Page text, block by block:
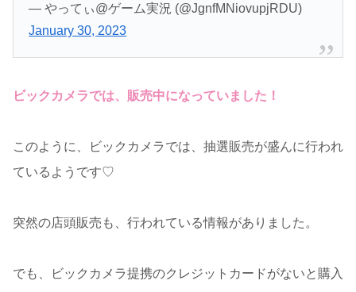
— やってぃ@ゲーム実況 (@JgnfMNiovupjRDU)
January 30, 2023
ビックカメラでは、販売中になっていました！
このように、ビックカメラでは、抽選販売が盛んに行われ
ているようです♡
突然の店頭販売も、行われている情報がありました。
でも、ビックカメラ提携のクレジットカードがないと購入